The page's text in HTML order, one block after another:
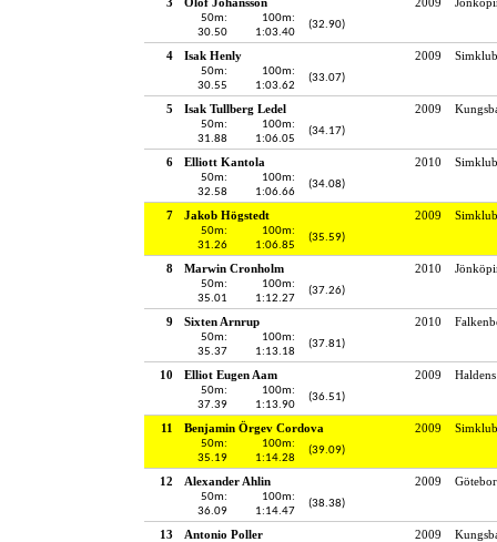
50m:
30.50
100m:
1:03.40
(32.90)
4 Isak Henly 2009
50m:
30.55
100m:
1:03.62
(33.07)
5 Isak Tullberg Ledel 2009
50m:
31.88
100m:
1:06.05
(34.17)
6 Elliott Kantola 2010
50m:
32.58
100m:
1:06.66
(34.08)
7 Jakob Högstedt 2009
50m:
31.26
100m:
1:06.85
(35.59)
8 Marwin Cronholm 2010
50m:
35.01
100m:
1:12.27
(37.26)
9 Sixten Arnrup 2010
50m:
35.37
100m:
1:13.18
(37.81)
10 Elliot Eugen Aam 2009
50m:
37.39
100m:
1:13.90
(36.51)
11 Benjamin Örgev Cordova 2009
50m:
35.19
100m:
1:14.28
(39.09)
12 Alexander Ahlin 2009
50m:
36.09
100m:
1:14.47
(38.38)
13 Antonio Poller 2009